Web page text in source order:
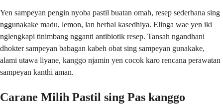
Yen sampeyan pengin nyoba pastil buatan omah, resep sederhana sing
nggunakake madu, lemon, lan herbal kasedhiya. Elinga wae yen iki
nglengkapi tinimbang ngganti antibiotik resep. Tansah ngandhani
dhokter sampeyan babagan kabeh obat sing sampeyan gunakake,
alami utawa liyane, kanggo njamin yen cocok karo rencana perawatan
sampeyan kanthi aman.
Carane Milih Pastil sing Pas kanggo